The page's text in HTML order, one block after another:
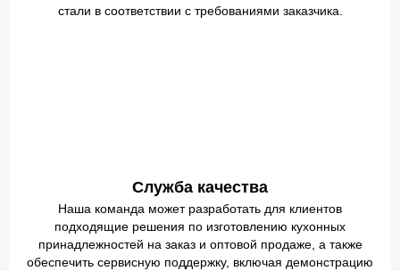
стали в соответствии с требованиями заказчика.
Служба качества
Наша команда может разработать для клиентов
подходящие решения по изготовлению кухонных
принадлежностей на заказ и оптовой продаже, а также
обеспечить сервисную поддержку, включая демонстрацию